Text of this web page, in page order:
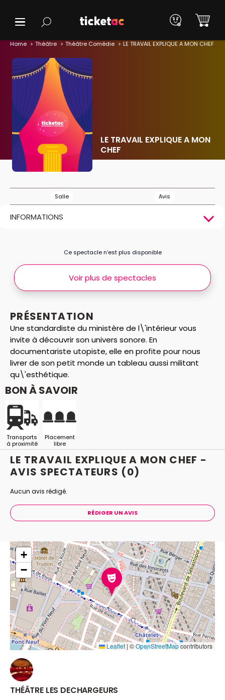
Home Théâtre Théâtre Comédie LE TRAVAIL EXPLIQUE A MON CHEF
LE TRAVAIL EXPLIQUE A MON
CHEF
Salle Avis
INFORMATIONS
PRÉSENTATION
Une standardiste du ministère de l\'intérieur vous
invite à découvrir son univers sonore. En
documentariste utopiste, elle en profite pour nous
livrer de son petit monde un tableau aussi militant
qu\'esthétique.
Ce spectacle n’est plus disponible
Voir plus de spectacles
BON À SAVOIR
Transports
à proximité
Placement
libre
LE TRAVAIL EXPLIQUE A MON CHEF -
AVIS SPECTATEURS (0)
Aucun avis rédigé.
RÉDIGER UN AVIS
+
−
Leaflet | ©OpenStreetMapcontributors
THÉÂTRE LES DECHARGEURS